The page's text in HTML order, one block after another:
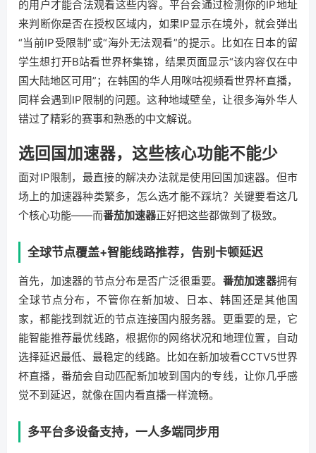
的用户才能合法观看这些内容。平台会通过检测你的IP地址
来判断你是否在授权区域内，如果IP显示在境外，就会弹出
“当前IP受限制”或“海外无法观看”的提示。比如在日本的留
学生想打开B站看世界杯集锦，结果页面显示“该内容仅在中
国大陆地区可用”；在韩国的华人用咪咕视频看世界杯直播，
同样会遇到IP限制的问题。这种地域壁垒，让很多海外华人
错过了精彩的赛事和熟悉的中文解说。
选回国加速器，这些核心功能不能少
面对IP限制，最直接的解决办法就是使用回国加速器。但市
场上的加速器种类繁多，怎么选才能不踩坑？关键要看这几
个核心功能——而番茄加速器正好把这些都做到了极致。
全球节点覆盖+智能线路推荐，告别卡顿延迟
首先，加速器的节点分布是否广泛很重要。 番茄加速器拥有
全球节点分布，不管你在新加坡、日本、韩国还是其他国
家，都能找到就近的节点连接国内服务器。更重要的是，它
能智能推荐最优线路，根据你的网络状况和地理位置，自动
选择延迟最低、最稳定的线路。比如在新加坡看CCTV5世界
杯直播，番茄会自动匹配新加坡到国内的专线，让你几乎感
觉不到延迟，就像在国内看直播一样流畅。
多平台多设备支持，一人多端同步用